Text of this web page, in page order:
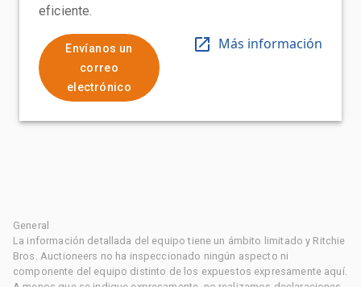
eficiente.
Envíanos un
correo
electrónico
Más información
General
La información detallada del equipo tiene un ámbito limitado y Ritchie
Bros. Auctioneers no ha inspeccionado ningún aspecto ni
componente del equipo distinto de los expuestos expresamente aquí.